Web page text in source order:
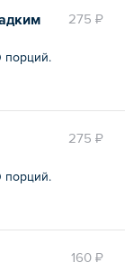
275 ₽
порций.
275 ₽
порций.
160 ₽